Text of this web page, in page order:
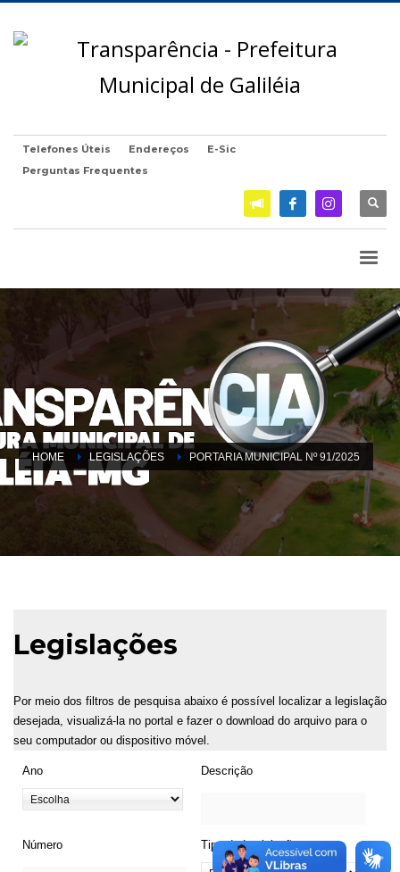
Telefones Úteis Endereços
E-Sic
Perguntas Frequentes
HOME LEGISLAÇÕES PORTARIA MUNICIPAL Nº 91/2025
Legislações
Por meio dos filtros de pesquisa abaixo é possível localizar a legislação
desejada, visualizá-la no portal e fazer o download do arquivo para o
seu computador ou dispositivo móvel.
Ano Descrição
Número Tipo de Legislação